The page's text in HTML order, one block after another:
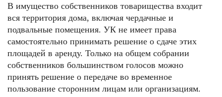
В имущество собственников товарищества входит
вся территория дома, включая чердачные и
подвальные помещения. УК не имеет права
самостоятельно принимать решение о сдаче этих
площадей в аренду. Только на общем собрании
собственников большинством голосов можно
принять решение о передаче во временное
пользование сторонним лицам или организациям.